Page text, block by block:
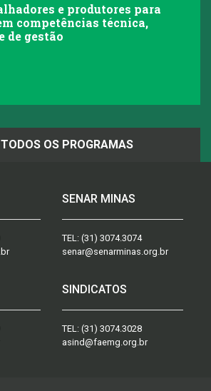
e produtores para
competências técnica,
de gestão
OS PROGRAMAS
SENAR MINAS
TEL: (31) 3074.3074
senar@senarminas.org.br
SINDICATOS
TEL: (31) 3074.3028
asind@faemg.org.br